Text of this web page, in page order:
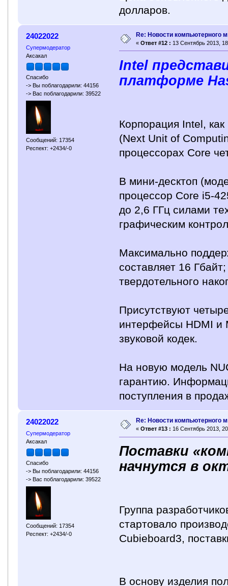
долларов.
24022022
Супермодератор
Аксакал
Спасибо
-> Вы поблагодарили: 44156
-> Вас поблагодарили: 39522
Сообщений: 17354
Респект: +2434/-0
Re: Новости компьютерного
« Ответ #12 : 13 Сентябрь 2013,
Intel
платформе
Корпорация Intel,
(Next Unit of
процессорах Core
В мини-десктоп
процессор Core i5-
до 2,6 ГГц силами
графическим
Максимально
составляет 16
твердотельного
Присутствуют
интерфейсы HDMI и
звуковой кодек.
На новую модель
гарантию.
поступления в
24022022
Супермодератор
Аксакал
Спасибо
-> Вы поблагодарили: 44156
-> Вас поблагодарили: 39522
Сообщений: 17354
Респект: +2434/-0
Re: Новости компьютерного
« Ответ #13 : 16 Сентябрь 2013,
Поставки
начнутся в
Группа
стартовало
Cubieboard3,
В основу изделия